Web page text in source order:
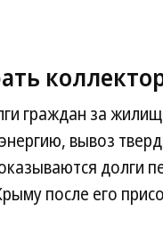
граждан за
вывоз
долги
после его